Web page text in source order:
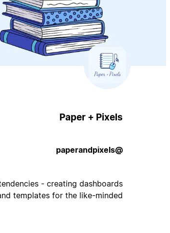
Paper + Pixels
@paperandpixels
- creating dashboards
templates for the like-minded